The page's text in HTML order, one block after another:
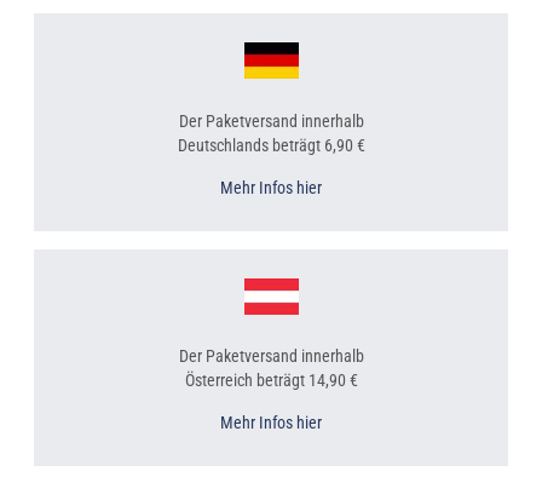
Der Paketversand innerhalb
Deutschlands beträgt 6,90 €
Mehr Infos hier
Der Paketversand innerhalb
Österreich beträgt 14,90 €
Mehr Infos hier